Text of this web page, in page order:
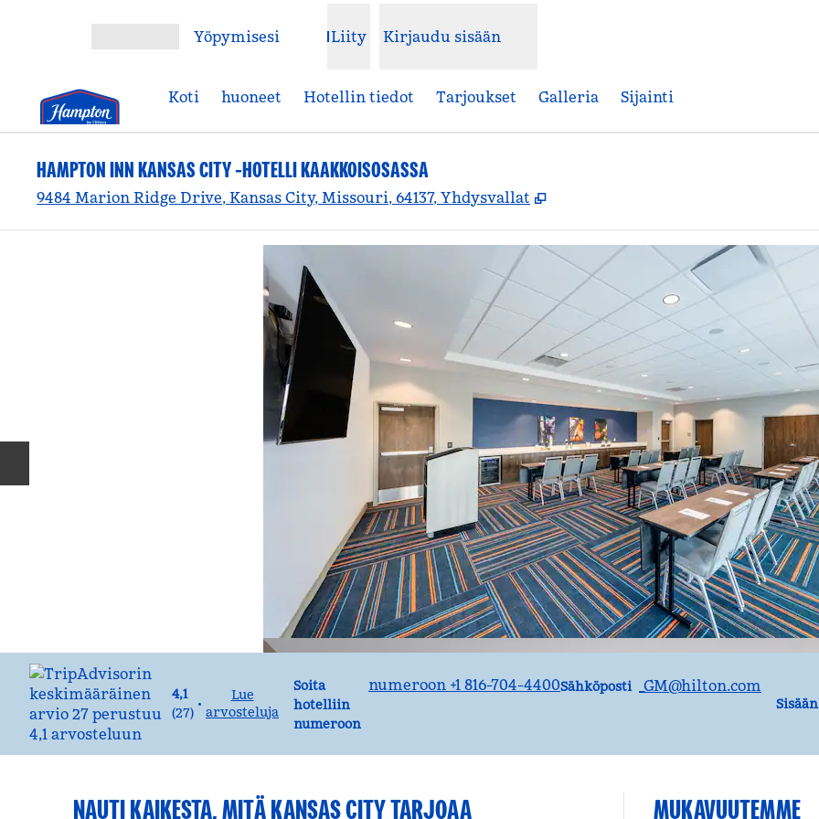
Yöpymisesi Liity Kirjaudu sisään
Koti huoneet Hotellin tiedot Tarjoukset Galleria Sijainti
HAMPTON INN KANSAS CITY -HOTELLI KAAKKOISOSASSA
9484 Marion Ridge Drive, Kansas City, Missouri, 64137, Yhdysvallat ,
4,1
(27)
•
Lue
arvosteluja
Soita
hotelliin
numeroon
Soita numeroon +1 816-704-4400Sähköposti
SähköpostiMKCSE
_GM@hilton.com
NAUTI KAIKESTA, MITÄ KANSAS CITY TARJOAA MUKAVUUTEMME